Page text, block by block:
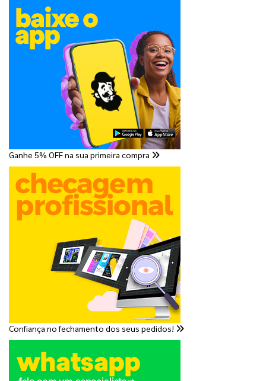
Ganhe 5% OFF na sua primeira compra
Confiança no fechamento dos seus pedidos!